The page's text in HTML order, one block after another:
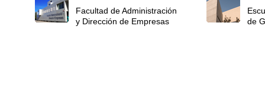
Facultad de Administración
y Dirección de Empresas
de